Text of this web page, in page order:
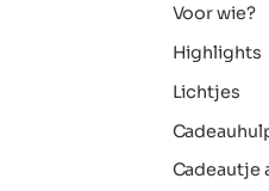
Voor wie?
Highlights
Lichtjes
Cadeautje